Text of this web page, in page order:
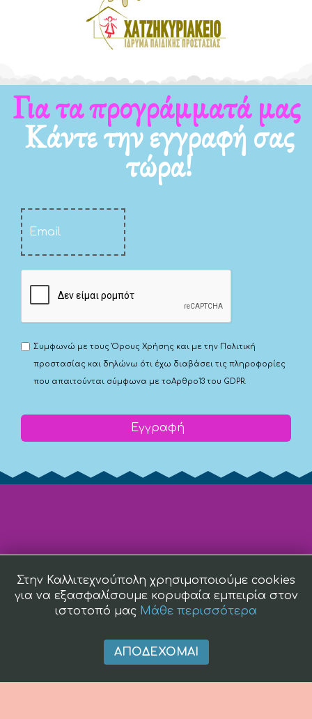
Για τα νέα μας
Κάντε την εγγραφή σας
τώρα!
Συμφωνώ με τουςΌρους Χρήσης και με την Πολιτική
προστασίας και δηλώνω ότι έχω διαβάσει τις πληροφορίες
που απαιτούνται σύμφωνα με τοΑρθρο13 του GDPR.
Εγγραφή
Στην Καλλιτεχνούπολη χρησιμοποιούμε cookies
για να εξασφαλίσουμε κορυφαία εμπειρία στον
ιστοτοπό μας Μάθε περισσότερα
ΑΠΟΔΈΧΟΜΑΙ